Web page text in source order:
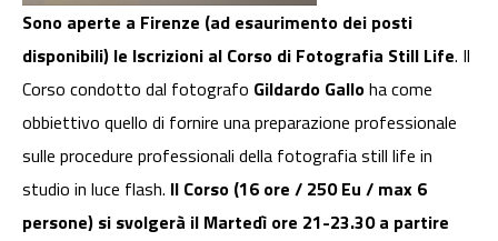
Sono aperte a Firenze (ad esaurimento dei posti
disponibili) le Iscrizioni al Corso di Fotografia Still Life. Il
Corso condotto dal fotografo Gildardo Galloha come
obbiettivo quello di fornire una preparazione professionale
sulle procedure professionali della fotografia still life in
studio in luce flash. Il Corso (16 ore / 250 Eu / max 6
persone) si svolgerà il Martedì ore 21-23.30 a partire